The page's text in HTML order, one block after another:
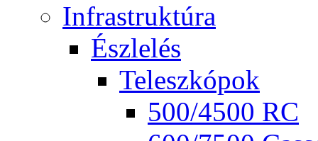
Inf­ra­struk­tú­ra
Ész­le­lés
Te­lesz­kó­pok
500/4500 RC